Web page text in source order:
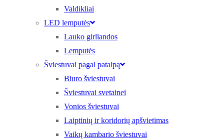
Valdikliai
LED lemputės
Lauko girliandos
Lemputės
Šviestuvai pagal patalpą
Biuro šviestuvai
Šviestuvai svetainei
Vonios šviestuvai
Laiptinių ir koridorių apšvietimas
Vaikų kambario šviestuvai